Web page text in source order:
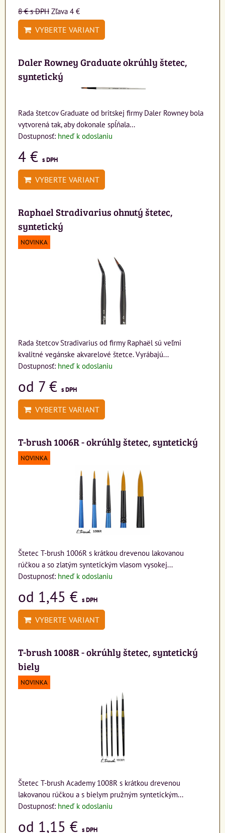
8 €s DPH Zľava 4 €
VYBERTE VARIANT
Daler Rowney Graduate okrúhly štetec,
syntetický
Rada štetcov Graduate od britskej firmy Daler Rowney bola
vytvorená tak, aby dokonale spĺňala...
Dostupnosť: hneď k odoslaniu
4 € s DPH
VYBERTE VARIANT
Raphael Stradivarius ohnutý štetec,
syntetický
NOVINKA
Rada štetcov Stradivarius od firmy Raphaël sú veľmi
kvalitné vegánske akvarelové štetce. Vyrábajú...
Dostupnosť: hneď k odoslaniu
od 7 € s DPH
VYBERTE VARIANT
T-brush 1006R - okrúhly štetec, syntetický
NOVINKA
Štetec T-brush 1006R s krátkou drevenou lakovanou
rúčkou a so zlatým syntetickým vlasom vysokej...
Dostupnosť: hneď k odoslaniu
od 1,45 € s DPH
VYBERTE VARIANT
T-brush 1008R - okrúhly štetec, syntetický
biely
NOVINKA
Štetec T-brush Academy 1008R s krátkou drevenou
lakovanou rúčkou a s bielym pružným syntetickým...
Dostupnosť: hneď k odoslaniu
od 1,15 € s DPH